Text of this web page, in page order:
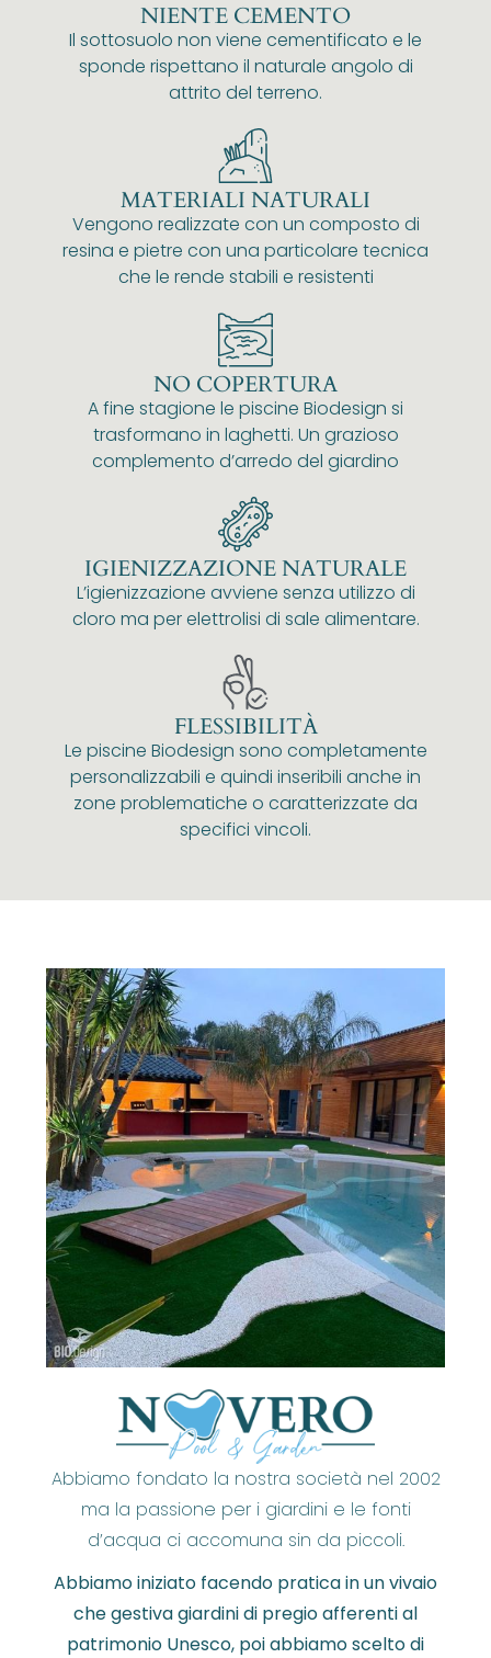
NIENTE CEMENTO
Il sottosuolo non viene cementificato e le
sponde rispettano il naturale angolo di
attrito del terreno.
MATERIALI NATURALI
Vengono realizzate con un composto di
resina e pietre con una particolare tecnica
che le rende stabili e resistenti
NO COPERTURA
A fine stagione le piscine Biodesign si
trasformano in laghetti. Un grazioso
complemento d’arredo del giardino
IGIENIZZAZIONE NATURALE
L’igienizzazione avviene senza utilizzo di
cloro ma per elettrolisi di sale alimentare.
FLESSIBILITÀ
Le piscine Biodesign sono completamente
personalizzabili e quindi inseribili anche in
zone problematiche o caratterizzate da
specifici vincoli.
Abbiamo fondato la nostra società nel 2002
ma la passione per i giardini e le fonti
d’acqua ci accomuna sin da piccoli.
Abbiamo iniziato facendo pratica in un vivaio
che gestiva giardini di pregio afferenti al
patrimonio Unesco, poi abbiamo scelto di